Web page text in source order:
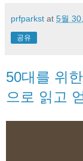
prfparkst at 5월
공유
50대를 위
으로 읽고